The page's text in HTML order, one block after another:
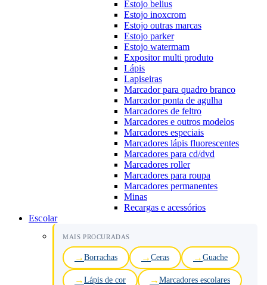
Estojo belius
Estojo inoxcrom
Estojo outras marcas
Estojo parker
Estojo watermam
Expositor multi produto
Lápis
Lapiseiras
Marcador para quadro branco
Marcador ponta de agulha
Marcadores de feltro
Marcadores e outros modelos
Marcadores especiais
Marcadores lápis fluorescentes
Marcadores para cd/dvd
Marcadores roller
Marcadores para roupa
Marcadores permanentes
Minas
Recargas e acessórios
Escolar
MAIS PROCURADAS
Borrachas Ceras Guache
Lápis de cor Marcadores escolares